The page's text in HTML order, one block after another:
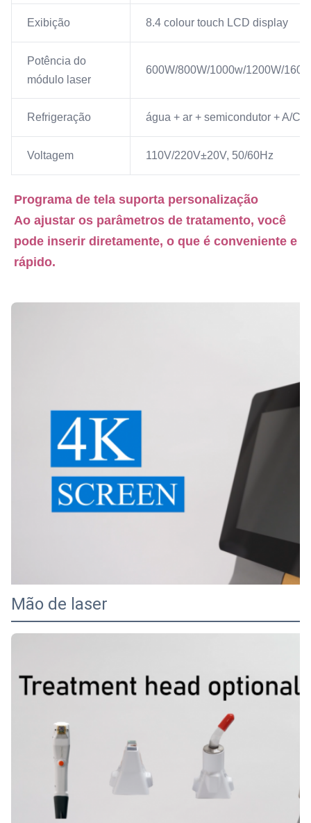
Exibição 8.4 colour touch LCD display
Potência do
módulo laser
600W/800W/1000w/1200W/
Refrigeração água + ar + semicondutor + A/C
Voltagem 110V/220V±20V, 50/60Hz
Programa de tela suporta personalização
Ao ajustar os parâmetros de tratamento, você
pode inserir diretamente, o que é conveniente e
rápido.
Mão de laser